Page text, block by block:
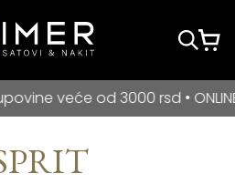
veće od 3000 rsd •
od 3000 rsd • ONLINE